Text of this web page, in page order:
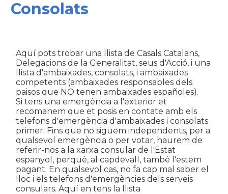
Consolats
Aquí pots trobar una llista de Casals Catalans,
Delegacions de la Generalitat, seus d'Acció, i una
llista d'ambaixades, consolats, i ambaixades
competents (ambaixades responsables dels
paisos que NO tenen ambaixades españoles).
Si tens una emergència a l'exterior et
recomanem que et posis en contate amb els
telefons d'emergència d'ambaixades i consolats
primer. Fins que no siguem independents, per a
qualsevol emergència o per votar, haurem de
referir-nos a la xarxa consular de l'Estat
espanyol, perquè, al capdevall, també l'estem
pagant. En qualsevol cas, no fa cap mal saber el
lloc i els telefons d'emergències dels serveis
consulars. Aquí en tens la llista